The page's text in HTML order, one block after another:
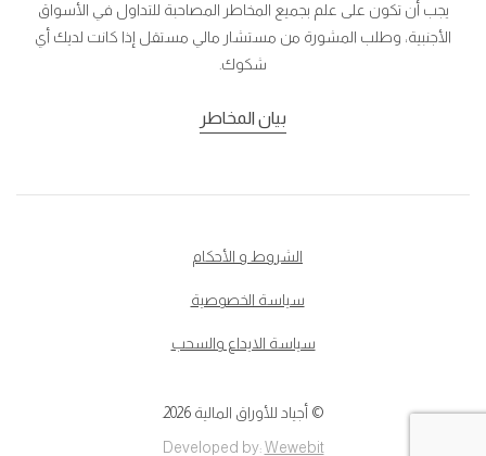
يجب أن تكون على علم بجميع المخاطر المصاحبة للتداول في الأسواق
الأجنبية، وطلب المشورة من مستشار مالي مستقل إذا كانت لديك أي
شكوك.
بيان المخاطر
الشروط و الأحكام
سياسة الخصوصية
سياسة الايداع والسحب
© أجياد للأوراق المالية 2026.
Developed by:Wewebit